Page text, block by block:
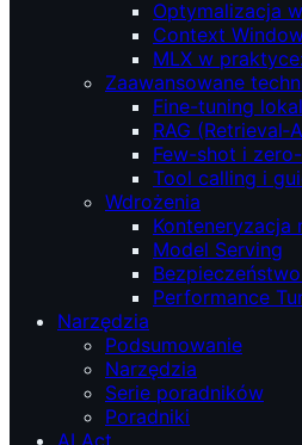
Optymalizacja
Context
MLX w
Zaawansowane
Fine-tuning
RAG
Few-shot i
Tool calling i
Wdrożenia
Konteneryzacja
Model Serving
Performance
Narzędzia
Podsumowanie
Narzędzia
Serie poradników
Poradniki
AI Act